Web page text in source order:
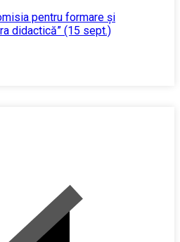
pentru formare și
didactică” (15 sept.)